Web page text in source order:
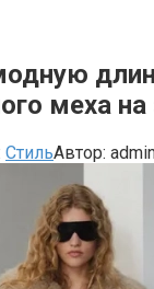
меха
СтильАвтор: